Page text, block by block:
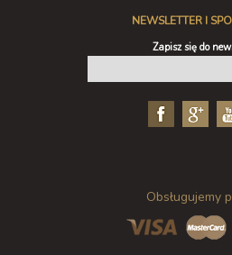
NEWSLETTER I
Zapisz się do
Obsługujemy